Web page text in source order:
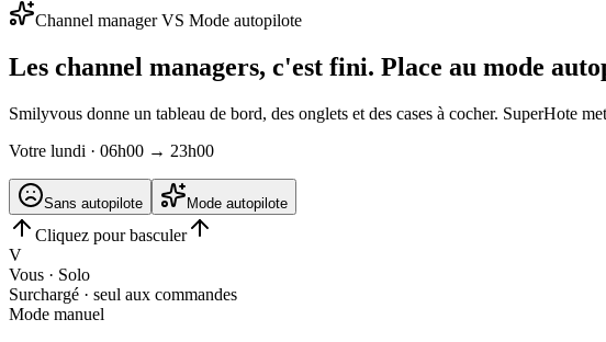
Channel manager VS Mode autopilote
Les channel managers, c'est fini. Place au mode
Smilyvous donne un tableau de bord, des onglets et des cases à cocher. SuperHote
Votre lundi · 06h00 → 23h00
Sans autopilote Mode autopilote
Cliquez pour basculer
V
Vous · Solo
Surchargé · seul aux commandes
Mode manuel